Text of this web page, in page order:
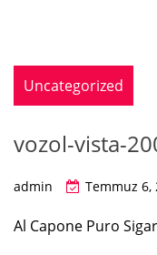
Uncategorized
vozol-vista-
admin Temmuz 6,
Al Capone Puro